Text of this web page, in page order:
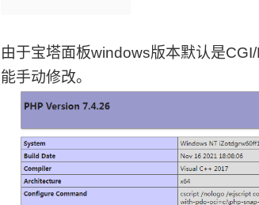
由于宝塔面板windows版本默认是
能手动修改。